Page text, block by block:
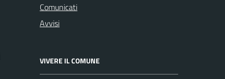
Comunicati
Avvisi
VIVERE IL COMUNE